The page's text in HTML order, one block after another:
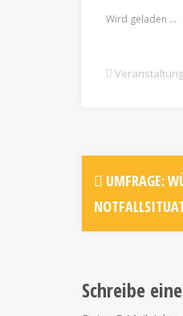
Wird geladen …
UMFRAGE:
Schreibe